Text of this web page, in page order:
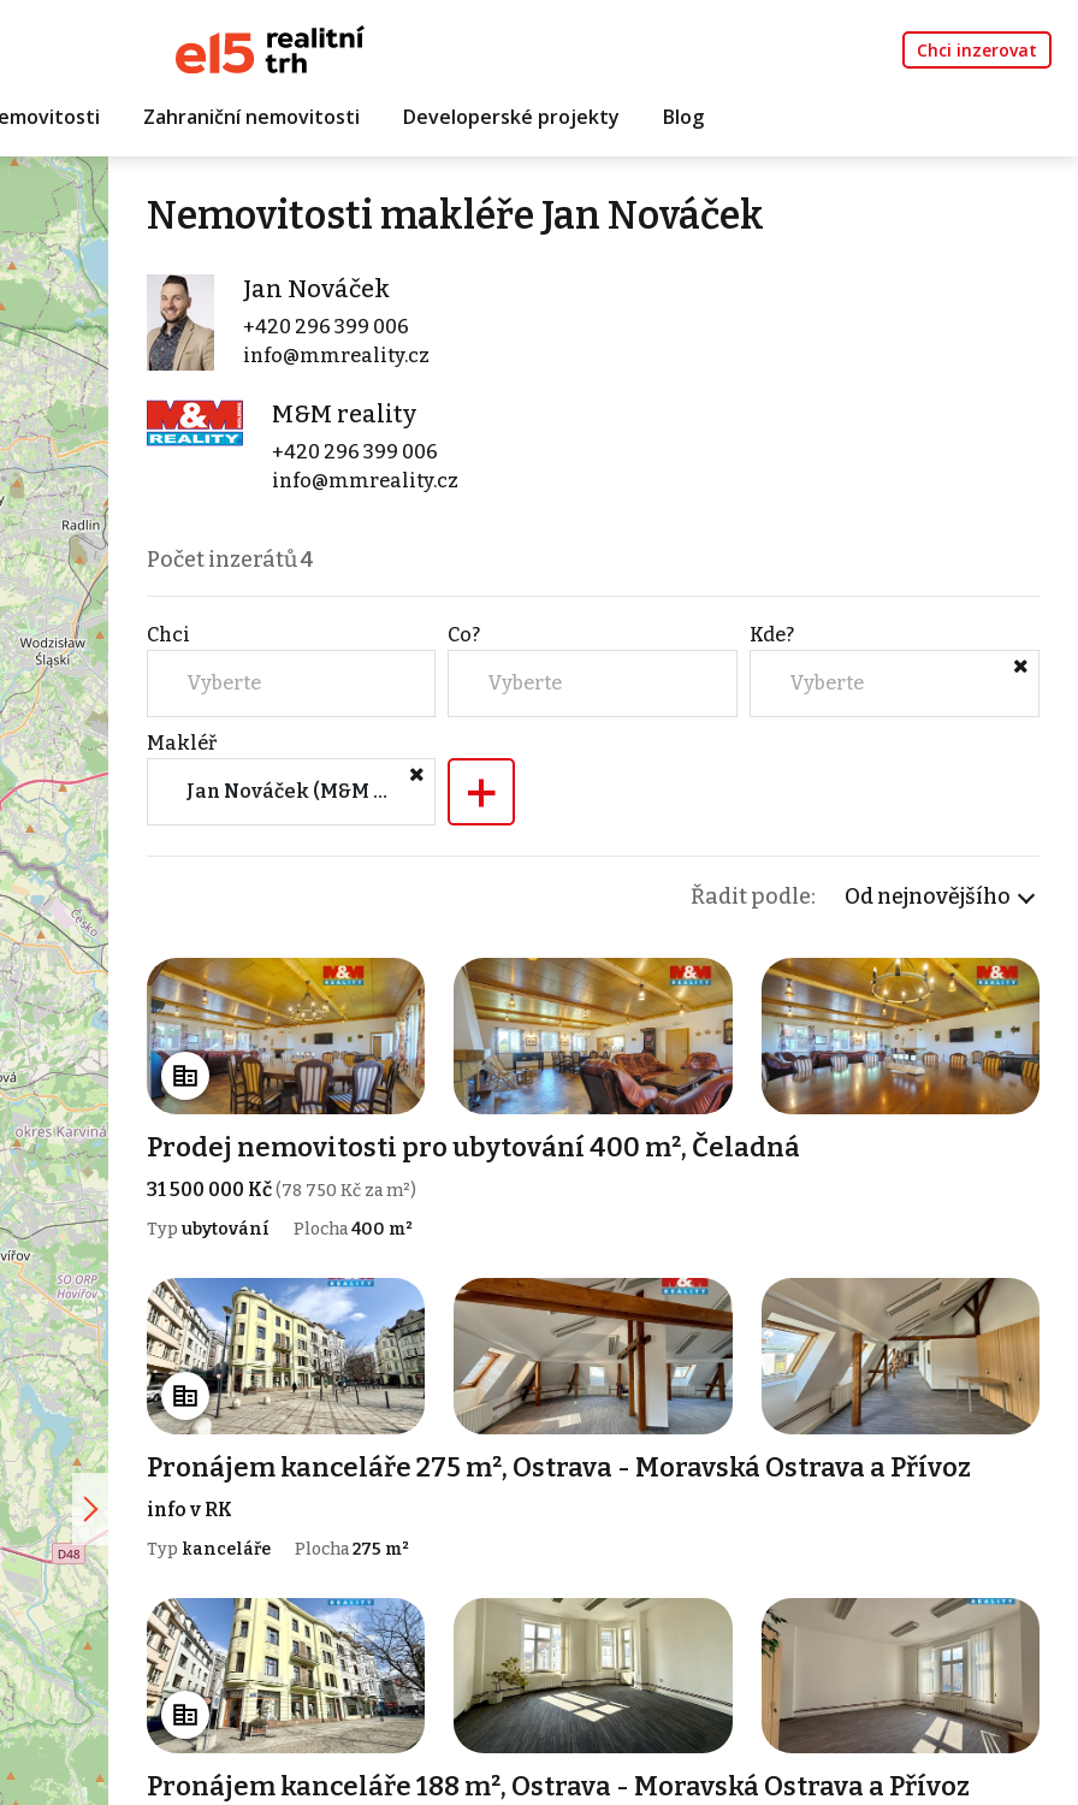
Chci inzerovat
Zahraniční nemovitosti Developerské projekty Blog
Nemovitosti makléře Jan Nováček
Jan Nováček
+420 296 399 006
info@mmreality.cz
M&M reality
+420 296 399 006
info@mmreality.cz
Počet inzerátů4
Chci
Vyberte
Co?
Vyberte
Kde?
Vyberte
Makléř
Jan Nováček (M&M reality) +
Řadit podle: Od nejnovějšího
Prodej nemovitosti pro ubytování 400 m², Čeladná
31 500 000 Kč(78 750 Kč za m²)
Typ ubytování Plocha400 m²
Pronájem kanceláře 275 m², Ostrava - Moravská Ostrava a Přívoz
info v RK
Typ kanceláře Plocha275 m²
Pronájem kanceláře 188 m², Ostrava - Moravská Ostrava a Přívoz